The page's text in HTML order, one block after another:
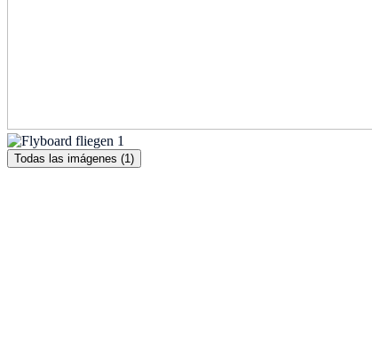
Todas las imágenes (1)